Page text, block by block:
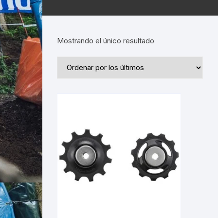
Mostrando el único resultado